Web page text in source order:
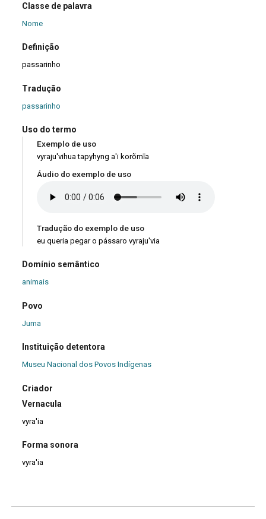
Classe de palavra
Nome
Definição
passarinho
Tradução
passarinho
Uso do termo
Exemplo de uso
vyraju'vihua tapyhyng a'i korõmīa
Áudio do exemplo de uso
Tradução do exemplo de uso
eu queria pegar o pássaro vyraju'via
Domínio semântico
animais
Povo
Juma
Instituição detentora
Museu Nacional dos Povos Indígenas
Criador
Vernacula
vyra'ia
Forma sonora
vyra'ia